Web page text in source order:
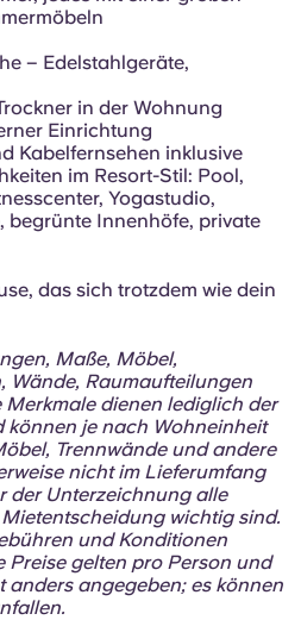
– Edelstahlgeräte,
in der Wohnung
Einrichtung
Kabelfernsehen inklusive
im Resort-Stil: Pool,
Yogastudio,
begrünte Innenhöfe, private
das sich trotzdem wie dein
Maße, Möbel,
Wände, Raumaufteilungen
dienen lediglich der
je nach Wohneinheit
Trennwände und andere
nicht im Lieferumfang
der Unterzeichnung alle
wichtig sind.
und Konditionen
Preise gelten pro Person und
angegeben; es können